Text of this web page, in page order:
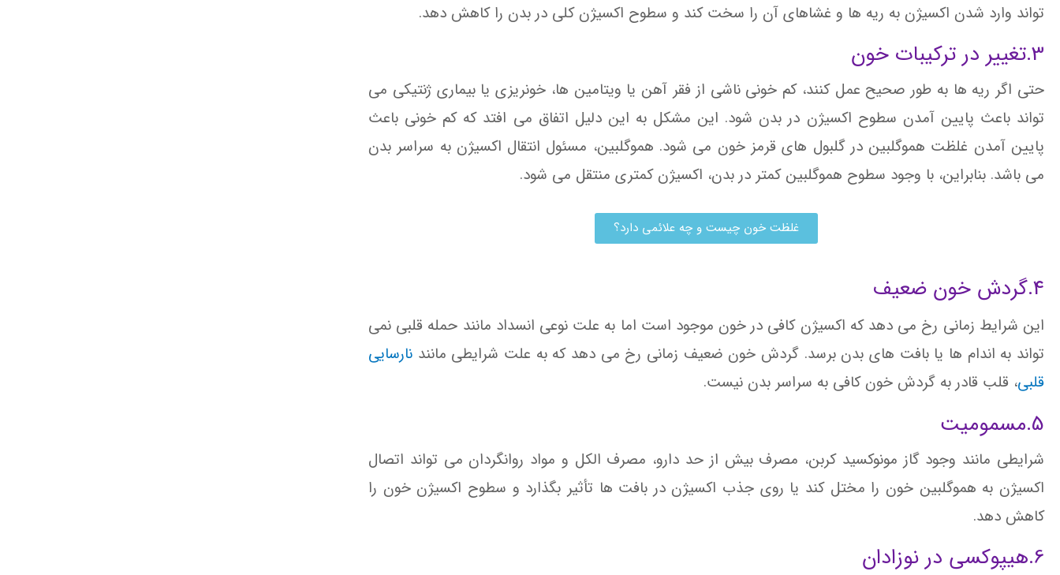
تواند وارد شدن اکسیژن به ریه ها و غشاهای آن را سخت کند و سطوح اکسیژن کلی در بدن را کاهش دهد.
3.تغییر در ترکیبات خون
حتی اگر ریه ها به طور صحیح عمل کنند، کم خونی ناشی از فقر آهن یا ویتامین ها، خونریزی یا بیماری ژنتیکی می
تواند باعث پایین آمدن سطوح اکسیژن در بدن شود. این مشکل به این دلیل اتفاق می افتد که کم خونی باعث
پایین آمدن غلظت هموگلبین در گلبول های قرمز خون می شود. هموگلبین، مسئول انتقال اکسیژن به سراسر بدن
می باشد. بنابراین، با وجود سطوح هموگلبین کمتر در بدن، اکسیژن کمتری منتقل می شود.
غلظت خون چیست و چه علائمی دارد؟
4.گردش خون ضعیف
این شرایط زمانی رخ می دهد که اکسیژن کافی در خون موجود است اما به علت نوعی انسداد مانند حمله قلبی نمی
تواند به اندام ها یا بافت های بدن برسد. گردش خون ضعیف زمانی رخ می دهد که به علت شرایطی مانند نارسایی
قلبی، قلب قادر به گردش خون کافی به سراسر بدن نیست.
5.مسمومیت
شرایطی مانند وجود گاز مونوکسید کربن، مصرف بیش از حد دارو، مصرف الکل و مواد روانگردان می تواند اتصال
اکسیژن به هموگلبین خون را مختل کند یا روی جذب اکسیژن در بافت ها تأثیر بگذارد و سطوح اکسیژن خون را
کاهش دهد.
6.هیپوکسی در نوزادان